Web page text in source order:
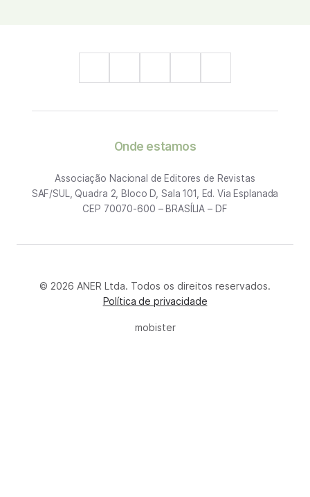
Onde estamos
Associação Nacional de Editores de Revistas
SAF/SUL, Quadra 2, Bloco D, Sala 101, Ed. Via Esplanada
CEP 70070-600 – BRASÍLIA – DF
© 2026 ANER Ltda. Todos os direitos reservados.
Política de privacidade
mobister